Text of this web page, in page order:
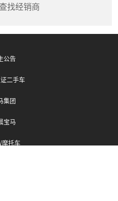
查找经销商
公告
二手车
集团
宝马
摩托车